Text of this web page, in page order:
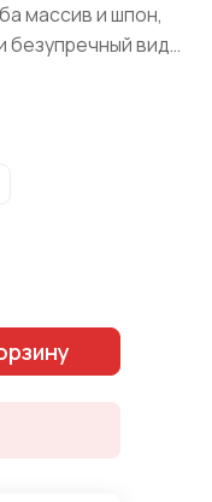
массив и шпон,
безупречный вид
выполнена
изделия.
в